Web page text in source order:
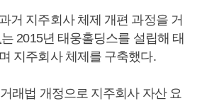
거 지주회사 체제 개편 과정을 거
는 2015년 태웅홀딩스를 설립해 태
지주회사 체제를 구축했다.
래법 개정으로 지주회사 자산 요